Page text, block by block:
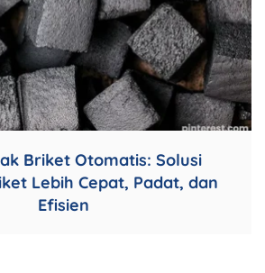
Briket Otomatis: Solusi
Lebih Cepat, Padat, dan
Efisien